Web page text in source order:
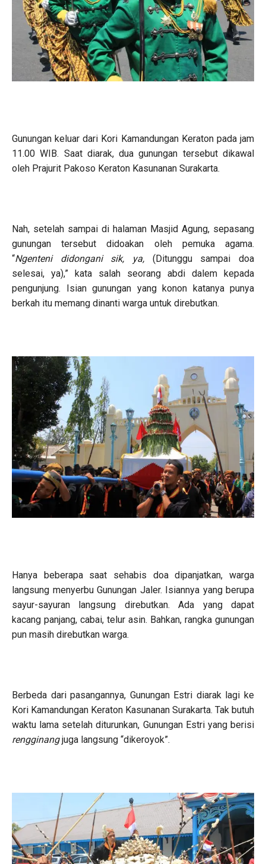
Gunungan keluar dari Kori Kamandungan Keraton pada jam
11.00 WIB. Saat diarak, dua gunungan tersebut dikawal
oleh Prajurit Pakoso Keraton Kasunanan Surakarta.
Nah, setelah sampai di halaman Masjid Agung, sepasang
gunungan tersebut didoakan oleh pemuka agama.
“Ngenteni didongani sik, ya, (Ditunggu sampai doa
selesai, ya),” kata salah seorang abdi dalem kepada
pengunjung. Isian gunungan yang konon katanya punya
berkah itu memang dinanti warga untuk direbutkan.
Hanya beberapa saat sehabis doa dipanjatkan, warga
langsung menyerbu Gunungan Jaler. Isiannya yang berupa
sayur-sayuran langsung direbutkan. Ada yang dapat
kacang panjang, cabai, telur asin. Bahkan, rangka gunungan
pun masih direbutkan warga.
Berbeda dari pasangannya, Gunungan Estri diarak lagi ke
Kori Kamandungan Keraton Kasunanan Surakarta. Tak butuh
waktu lama setelah diturunkan, Gunungan Estri yang berisi
rengginangjuga langsung “dikeroyok”.